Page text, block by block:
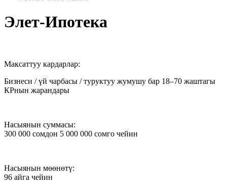
Элет-Ипотека
Максаттуу кардарлар:
Бизнеси / үй чарбасы / туруктуу жумушу бар 18–70 жаштагы
КРнын жарандары
Насыянын суммасы:
300 000 сомдон 5 000 000 сомго чейин
Насыянын мөөнөтү:
96 айга чейин